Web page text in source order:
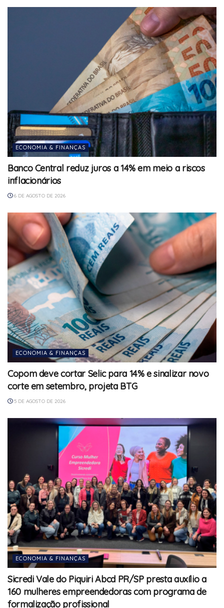
ECONOMIA & FINANÇAS
Banco Central reduz juros a 14% em meio a riscos
inflacionários
6 DE AGOSTO DE 2026
ECONOMIA & FINANÇAS
Copom deve cortar Selic para 14% e sinalizar novo
corte em setembro, projeta BTG
5 DE AGOSTO DE 2026
ECONOMIA & FINANÇAS
Sicredi Vale do Piquiri Abcd PR/SP presta auxílio a
160 mulheres empreendedoras com programa de
formalização profissional